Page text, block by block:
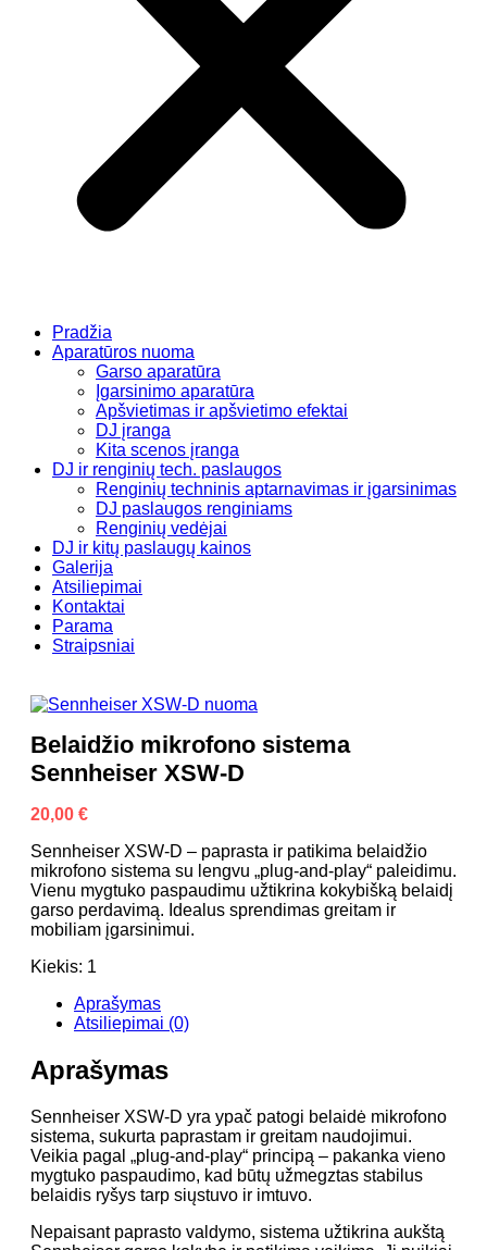
Pradžia
Aparatūros nuoma
Garso aparatūra
Įgarsinimo aparatūra
Apšvietimas ir apšvietimo efektai
DJ įranga
Kita scenos įranga
DJ ir renginių tech. paslaugos
Renginių techninis aptarnavimas ir įgarsinimas
DJ paslaugos renginiams
Renginių vedėjai
DJ ir kitų paslaugų kainos
Galerija
Atsiliepimai
Kontaktai
Parama
Straipsniai
Belaidžio mikrofono sistema
Sennheiser XSW-D
20,00 €
Sennheiser XSW-D – paprasta ir patikima belaidžio
mikrofono sistema su lengvu „plug-and-play“ paleidimu.
Vienu mygtuko paspaudimu užtikrina kokybišką belaidį
garso perdavimą. Idealus sprendimas greitam ir
mobiliam įgarsinimui.
Kiekis: 1
Aprašymas
Atsiliepimai (0)
Aprašymas
Sennheiser XSW-D yra ypač patogi belaidė mikrofono
sistema, sukurta paprastam ir greitam naudojimui.
Veikia pagal „plug-and-play“ principą – pakanka vieno
mygtuko paspaudimo, kad būtų užmegztas stabilus
belaidis ryšys tarp siųstuvo ir imtuvo.
Nepaisant paprasto valdymo, sistema užtikrina aukštą